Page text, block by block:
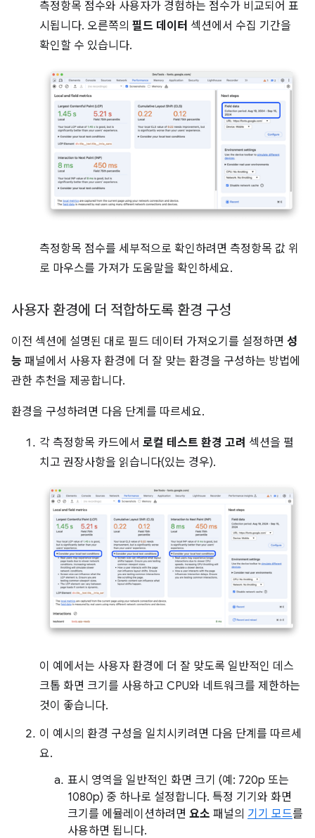
측정항목 점수와 사용자가 경험하는 점수가 비교되어 표
시됩니다. 오른쪽의 필드 데이터 섹션에서 수집 기간을
확인할 수 있습니다.
측정항목 점수를 세부적으로 확인하려면 측정항목 값 위
로 마우스를 가져가 도움말을 확인하세요.
사용자 환경에 더 적합하도록 환경 구성
이전 섹션에 설명된 대로 필드 데이터 가져오기를 설정하면 성
능 패널에서 사용자 환경에 더 잘 맞는 환경을 구성하는 방법에
관한 추천을 제공합니다.
환경을 구성하려면 다음 단계를 따르세요.
각 측정항목 카드에서 로컬 테스트 환경 고려 섹션을 펼
치고 권장사항을 읽습니다(있는 경우).
이 예에서는 사용자 환경에 더 잘 맞도록 일반적인 데스
크톱 화면 크기를 사용하고 CPU와 네트워크를 제한하는
것이 좋습니다.
이 예시의 환경 구성을 일치시키려면 다음 단계를 따르세
요.
표시 영역을 일반적인 화면 크기 (예: 720p 또는
1080p) 중 하나로 설정합니다. 특정 기기와 화면
크기를 에뮬레이션하려면 요소 패널의 기기 모드를
사용하면 됩니다.